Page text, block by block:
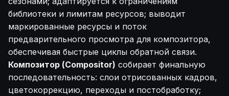
библиотеки и лимитам ресурсов; выводит
маркированные ресурсы и поток
предварительного просмотра для композитора,
обеспечивая быстрые циклы обратной связи.
Композитор (Compositor) собирает финальную
последовательность: слои отрисованных кадров,
цветокоррекцию, переходы и постобработку;